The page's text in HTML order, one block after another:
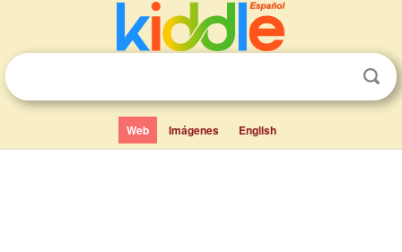
Web Imágenes English